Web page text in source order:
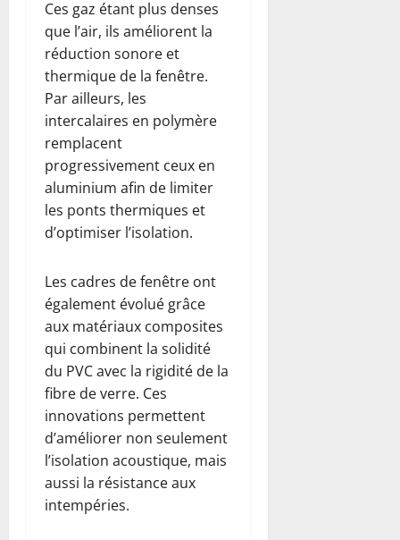
Ces gaz étant plus denses
que l’air, ils améliorent la
réduction sonore et
thermique de la fenêtre.
Par ailleurs, les
intercalaires en polymère
remplacent
progressivement ceux en
aluminium afin de limiter
les ponts thermiques et
d’optimiser l’isolation.
Les cadres de fenêtre ont
également évolué grâce
aux matériaux composites
qui combinent la solidité
du PVC avec la rigidité de la
fibre de verre. Ces
innovations permettent
d’améliorer non seulement
l’isolation acoustique, mais
aussi la résistance aux
intempéries.